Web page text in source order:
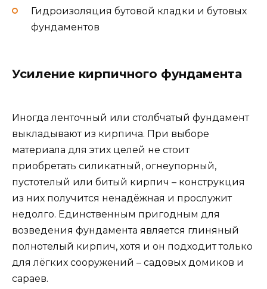
Гидроизоляция бутовой кладки и бутовых
фундаментов
Усиление кирпичного фундамента
Иногда ленточный или столбчатый фундамент
выкладывают из кирпича. При выборе
материала для этих целей не стоит
приобретать силикатный, огнеупорный,
пустотелый или битый кирпич – конструкция
из них получится ненадёжная и прослужит
недолго. Единственным пригодным для
возведения фундамента является глиняный
полнотелый кирпич, хотя и он подходит только
для лёгких сооружений – садовых домиков и
сараев.